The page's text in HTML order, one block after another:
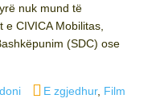
nuk mund të
CIVICA Mobilitas,
(SDC) ose
Categories
E zgjedhur, Film